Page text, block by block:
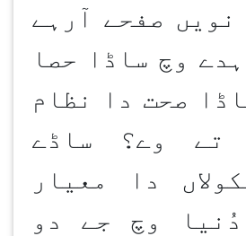
روز 35000 نویں صفحے آرہے
وچ ساڈا حصا
صحت دا نظام
تے وے؟ ساڈے
دا معیار
وچ جے دو